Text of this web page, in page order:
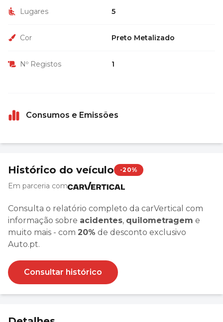
Lugares 5
Cor Preto Metalizado
Nº Registos 1
Consumos e Emissões
Histórico do veículo -20%
Em parceria com
Consulta o relatório completo da carVertical com
informação sobre acidentes, quilometragem e
muito mais - com 20% de desconto exclusivo
Auto.pt.
Consultar histórico